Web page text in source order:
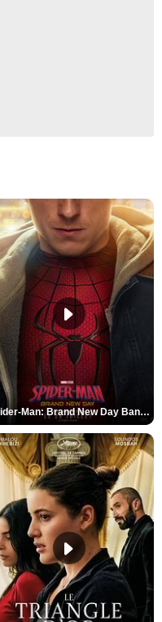
Spider-Man: Brand New Day Bande-annonce VO STFR